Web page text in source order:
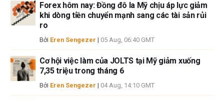
Forex hôm nay: Đồng đô la Mỹ chịu áp lực giảm
khi dòng tiền chuyển mạnh sang các tài sản rủi
ro
Bởi Eren Sengezer | 05 Aug, 06:40 GMT
Cơ hội việc làm của JOLTS tại Mỹ giảm xuống
7,35 triệu trong tháng 6
Bởi Eren Sengezer | 04 Aug, 14:10 GMT